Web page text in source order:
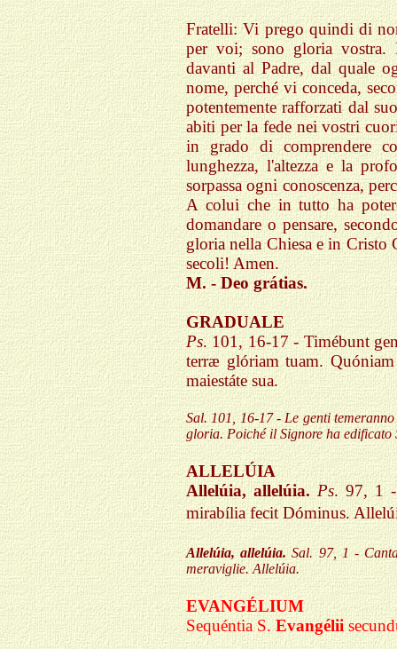
Fratelli: Vi prego quindi di
per voi; sono gloria vostra.
davanti al Padre, dal quale
nome, perché vi conceda,
potentemente rafforzati dal
abiti per la fede nei vostri
in grado di comprendere
lunghezza, l'altezza e la
sorpassa ogni conoscenza,
A colui che in tutto ha
domandare o pensare,
gloria nella Chiesa e in Cristo
secoli! Amen.
M. - Deo grátias.
GRADUALE
Ps. 101, 16-17 - Timébunt
terræ glóriam tuam.
maiestáte sua.
Sal. 101, 16-17 - Le genti
gloria. Poiché il Signore ha edificato
ALLELÚIA
Allelúia, allelúia. Ps. 97, 1 -
mirabília fecit Dóminus.
Allelúia, allelúia.Sal. 97, 1 -
meraviglie. Allelúia.
EVANGÉLIUM
Sequéntia S. Evangélii